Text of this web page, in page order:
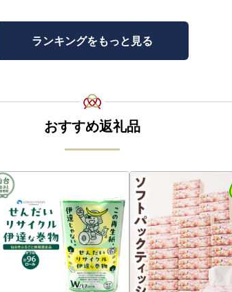
ランキングをもっと見る
おすすめ返礼品